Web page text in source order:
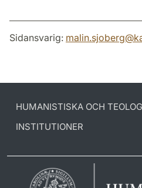
Sidansvarig: malin.sjoberg@
HUMANISTISKA OCH
INSTITUTIONER